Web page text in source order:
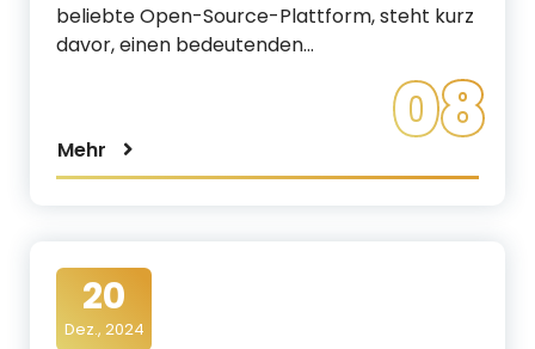
beliebte Open-Source-Plattform, steht kurz
davor, einen bedeutenden…
Mehr 08
20
Dez., 2024